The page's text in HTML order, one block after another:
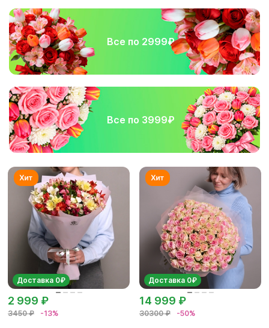
Все по 2999₽
Все по 3999₽
Доставка 0₽
3450 ₽ -13%
2 999 ₽
Доставка 0₽
30300 ₽ -50%
14 999 ₽